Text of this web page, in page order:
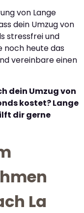
von Lange
dein Umzug von
stressfrei und
noch heute das
vereinbare einen
dein Umzug von
kostet? Lange
dir gerne
La